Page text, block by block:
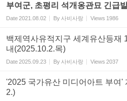
부여군, 초평리 석개옹관묘 긴급
Date2021.08.02 By 사비사랑 Views 1986
백제역사유적지구 세계유산등재
내(2025.10.2.목)
Date2025.09.23 By 사비사랑 Views 2037
'2025 국가유산 미디어아트 부여'
2.)